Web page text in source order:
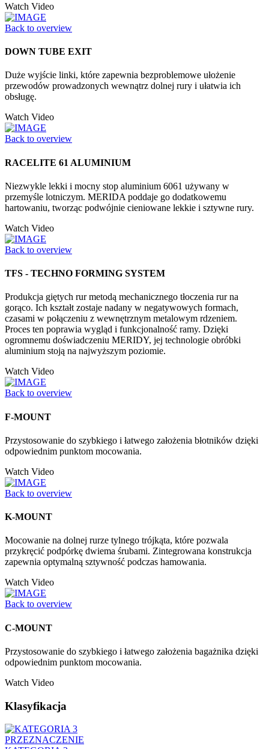
Watch Video
Back to overview
DOWN TUBE EXIT
Duże wyjście linki, które zapewnia bezproblemowe ułożenie
przewodów prowadzonych wewnątrz dolnej rury i ułatwia ich
obsługę.
Watch Video
Back to overview
RACELITE 61 ALUMINIUM
Niezwykle lekki i mocny stop aluminium 6061 używany w
przemyśle lotniczym. MERIDA poddaje go dodatkowemu
hartowaniu, tworząc podwójnie cieniowane lekkie i sztywne rury.
Watch Video
Back to overview
TFS - TECHNO FORMING SYSTEM
Produkcja giętych rur metodą mechanicznego tłoczenia rur na
gorąco. Ich kształt zostaje nadany w negatywowych formach,
czasami w połączeniu z wewnętrznym metalowym rdzeniem.
Proces ten poprawia wygląd i funkcjonalność ramy. Dzięki
ogromnemu doświadczeniu MERIDY, jej technologie obróbki
aluminium stoją na najwyższym poziomie.
Watch Video
Back to overview
F-MOUNT
Przystosowanie do szybkiego i łatwego założenia błotników dzięki
odpowiednim punktom mocowania.
Watch Video
Back to overview
K-MOUNT
Mocowanie na dolnej rurze tylnego trójkąta, które pozwala
przykręcić podpórkę dwiema śrubami. Zintegrowana konstrukcja
zapewnia optymalną sztywność podczas hamowania.
Watch Video
Back to overview
C-MOUNT
Przystosowanie do szybkiego i łatwego założenia bagażnika dzięki
odpowiednim punktom mocowania.
Watch Video
Klasyfikacja
PRZEZNACZENIE